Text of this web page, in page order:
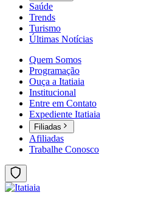
Saúde
Trends
Turismo
Últimas Notícias
Quem Somos
Programação
Ouça a Itatiaia
Institucional
Entre em Contato
Expediente Itatiaia
Filiadas
Afiliadas
Trabalhe Conosco